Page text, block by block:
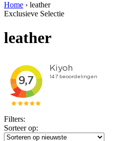
Home › leather
Exclusieve Selectie
leather
Filters:
Sorteer op: